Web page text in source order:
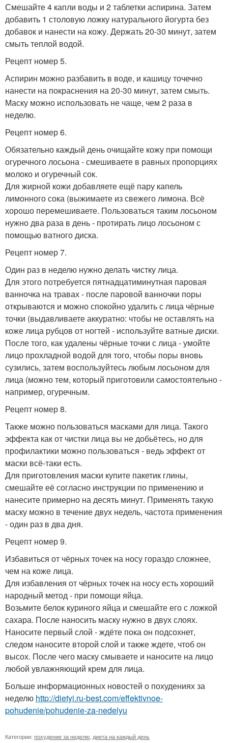
Смешайте 4 капли воды и 2 таблетки аспирина. Затем
добавить 1 столовую ложку натурального йогурта без
добавок и нанести на кожу. Держать 20-30 минут, затем
смыть теплой водой.
Рецепт номер 5.
Аспирин можно разбавить в воде, и кашицу точечно
нанести на покраснения на 20-30 минут, затем смыть.
Маску можно использовать не чаще, чем 2 раза в
неделю.
Рецепт номер 6.
Обязательно каждый день очищайте кожу при помощи
огуречного лосьона - смешиваете в равных пропорциях
молоко и огуречный сок.
Для жирной кожи добавляете ещё пару капель
лимонного сока (выжимаете из свежего лимона. Всё
хорошо перемешиваете. Пользоваться таким лосьоном
нужно два раза в день - протирать лицо лосьоном с
помощью ватного диска.
Рецепт номер 7.
Один раз в неделю нужно делать чистку лица.
Для этого потребуется пятнадцатиминутная паровая
ванночка на травах - после паровой ванночки поры
открываются и можно спокойно удалить с лица чёрные
точки (выдавливаете аккуратно: чтобы не оставлять на
коже лица рубцов от ногтей - используйте ватные диски.
После того, как удалены чёрные точки с лица - умойте
лицо прохладной водой для того, чтобы поры вновь
сузились, затем воспользуйтесь любым лосьоном для
лица (можно тем, который приготовили самостоятельно -
например, огуречным.
Рецепт номер 8.
Также можно пользоваться масками для лица. Такого
эффекта как от чистки лица вы не добьётесь, но для
профилактики можно пользоваться - ведь эффект от
маски всё-таки есть.
Для приготовления маски купите пакетик глины,
смешайте её согласно инструкции по применению и
нанесите примерно на десять минут. Применять такую
маску можно в течение двух недель, частота применения
- один раз в два дня.
Рецепт номер 9.
Избавиться от чёрных точек на носу гораздо сложнее,
чем на коже лица.
Для избавления от чёрных точек на носу есть хороший
народный метод - при помощи яйца.
Возьмите белок куриного яйца и смешайте его с ложкой
сахара. После наносить маску нужно в двух слоях.
Наносите первый слой - ждёте пока он подсохнет,
следом наносите второй слой и также ждете, чтоб он
высох. После чего маску смываете и наносите на лицо
любой увлажняющий крем для лица.
Больше информационных новостей о похудениях за
неделю http://dietyi.ru-best.com/effektivnoe-
pohudenie/pohudenie-za-nedelyu
Категории: похудение за неделю диета на каждый день